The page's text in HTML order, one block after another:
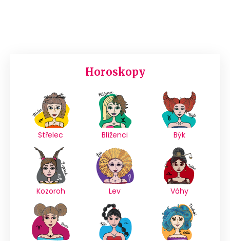
Horoskopy
Střelec Blíženci Býk
Kozoroh Lev Váhy